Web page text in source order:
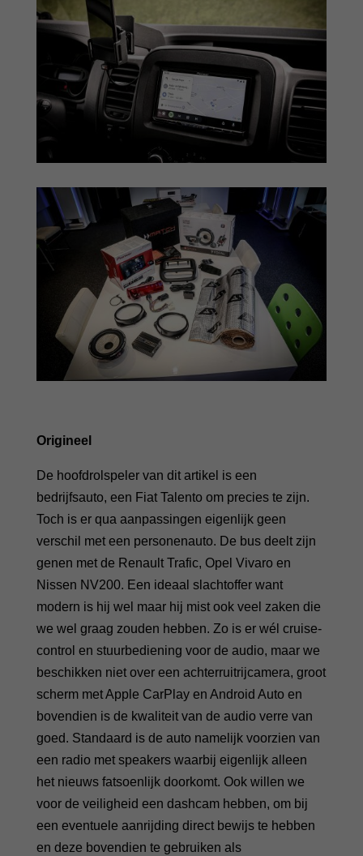
Origineel
De hoofdrolspeler van dit artikel is een
bedrijfsauto, een Fiat Talento om precies te zijn.
Toch is er qua aanpassingen eigenlijk geen
verschil met een personenauto. De bus deelt zijn
genen met de Renault Trafic, Opel Vivaro en
Nissen NV200. Een ideaal slachtoffer want
modern is hij wel maar hij mist ook veel zaken die
we wel graag zouden hebben. Zo is er wél cruise-
control en stuurbediening voor de audio, maar we
beschikken niet over een achterruitrijcamera, groot
scherm met Apple CarPlay en Android Auto en
bovendien is de kwaliteit van de audio verre van
goed. Standaard is de auto namelijk voorzien van
een radio met speakers waarbij eigenlijk alleen
het nieuws fatsoenlijk doorkomt. Ook willen we
voor de veiligheid een dashcam hebben, om bij
een eventuele aanrijding direct bewijs te hebben
en deze bovendien te gebruiken als